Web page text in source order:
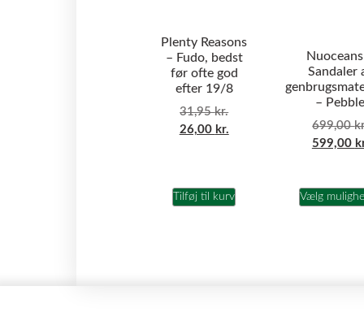
Plenty Reasons
– Fudo, bedst
før ofte god
efter 19/8
31,95kr.
26,00 kr.
Tilføj til kurv
Sandaler
– Pebble
699,00
599,00
Vælg